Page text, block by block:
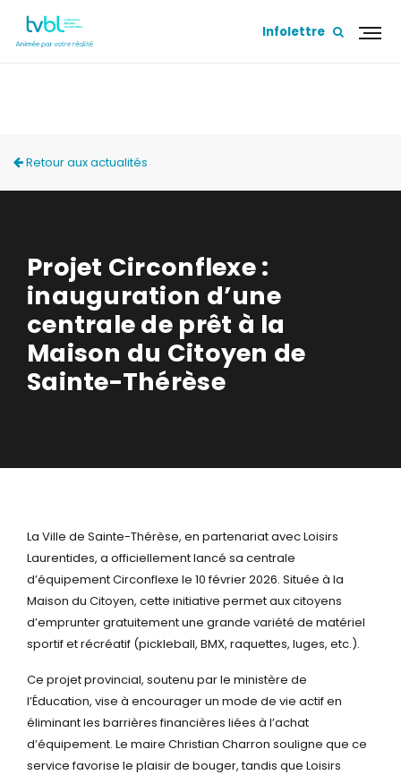
Infolettre
Retour aux actualités
Projet Circonflexe :
inauguration d’une
centrale de prêt à la
Maison du Citoyen de
Sainte-Thérèse
La Ville de Sainte-Thérèse, en partenariat avec Loisirs
Laurentides, a officiellement lancé sa centrale
d’équipement Circonflexe le 10 février 2026. Située à la
Maison du Citoyen, cette initiative permet aux citoyens
d’emprunter gratuitement une grande variété de matériel
sportif et récréatif (pickleball, BMX, raquettes, luges, etc.).
Ce projet provincial, soutenu par le ministère de
l’Éducation, vise à encourager un mode de vie actif en
éliminant les barrières financières liées à l’achat
d’équipement. Le maire Christian Charron souligne que ce
service favorise le plaisir de bouger, tandis que Loisirs